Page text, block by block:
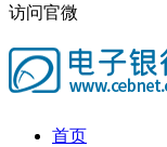
访问官微
首页